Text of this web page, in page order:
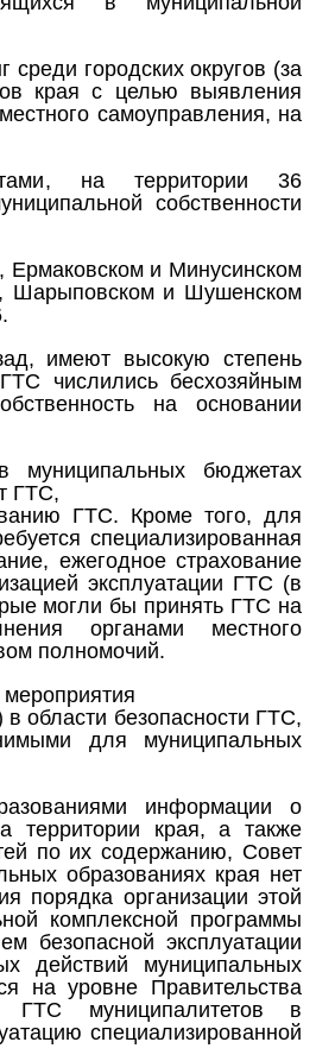
городских округов (за
края с целью выявления
самоуправления, на
на территории 36
собственности
Ермаковском и Минусинском
Шарыповском и Шушенском
имеют высокую степень
числились бесхозяйным
на основании
муниципальных бюджетах
ГТС,
ГТС. Кроме того, для
специализированная
ежегодное страхование
эксплуатации ГТС (в
могли бы принять ГТС на
органами местного
полномочий.
области безопасности ГТС,
для муниципальных
информации о
территории края, а также
по их содержанию, Совет
образованиях края нет
порядка организации этой
комплексной программы
безопасной эксплуатации
действий муниципальных
на уровне Правительства
ГТС муниципалитетов в
специализированной